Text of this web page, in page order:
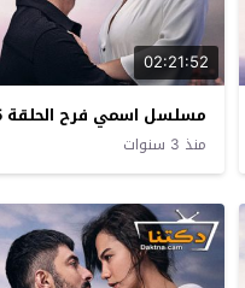
02:21:52
مسلسل اسمي فرح الحلقة 5 مترجم للعربية
منذ 3 سنوات